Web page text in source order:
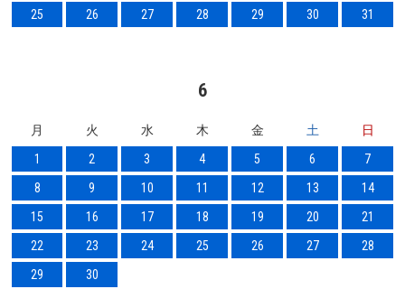
25
26 27 28 29 30 31
6
月 火 水 木 金 土
日
1
2 3 4 5 6
7
8
9 10 11 12 13
14
15
16 17 18 19 20
21
22
23 24 25 26 27
28
29
30